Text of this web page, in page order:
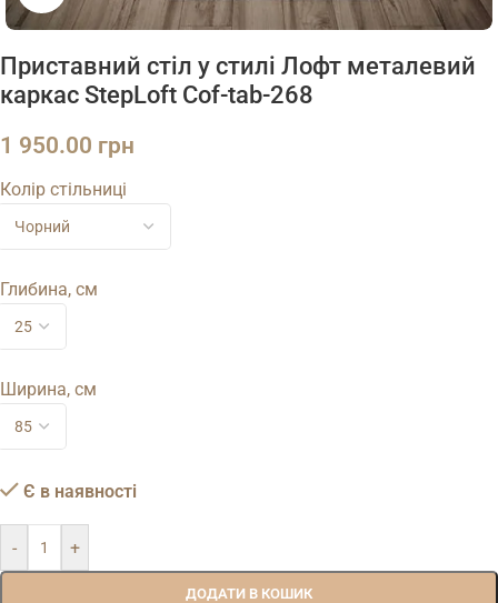
Приставний стіл у стилі Лофт металевий
каркас StepLoft Cof-tab-268
1 950.00 грн
Колір стільниці
Глибина, см
Ширина, см
Є в наявності
- +
ДОДАТИ В КОШИК